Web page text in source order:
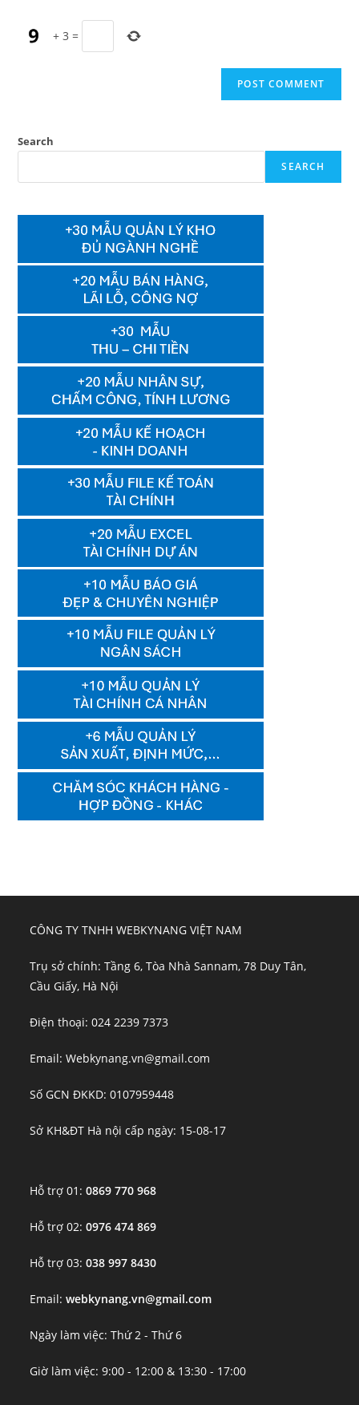
+3 =
Search
SEARCH
CÔNG TY TNHH WEBKYNANG VIỆT NAM
Trụ sở chính: Tầng 6, Tòa Nhà Sannam, 78 Duy Tân,
Cầu Giấy, Hà Nội
Điện thoại: 024 2239 7373
Email: Webkynang.vn@gmail.com
Số GCN ĐKKD: 0107959448
Sở KH&ĐT Hà nội cấp ngày: 15-08-17
Hỗ trợ 01:0869 770 968
Hỗ trợ 02:0976 474 869
Hỗ trợ 03:038 997 8430
Email:webkynang.vn@gmail.com
Ngày làm việc: Thứ 2 - Thứ 6
Giờ làm việc: 9:00 - 12:00 & 13:30 - 17:00